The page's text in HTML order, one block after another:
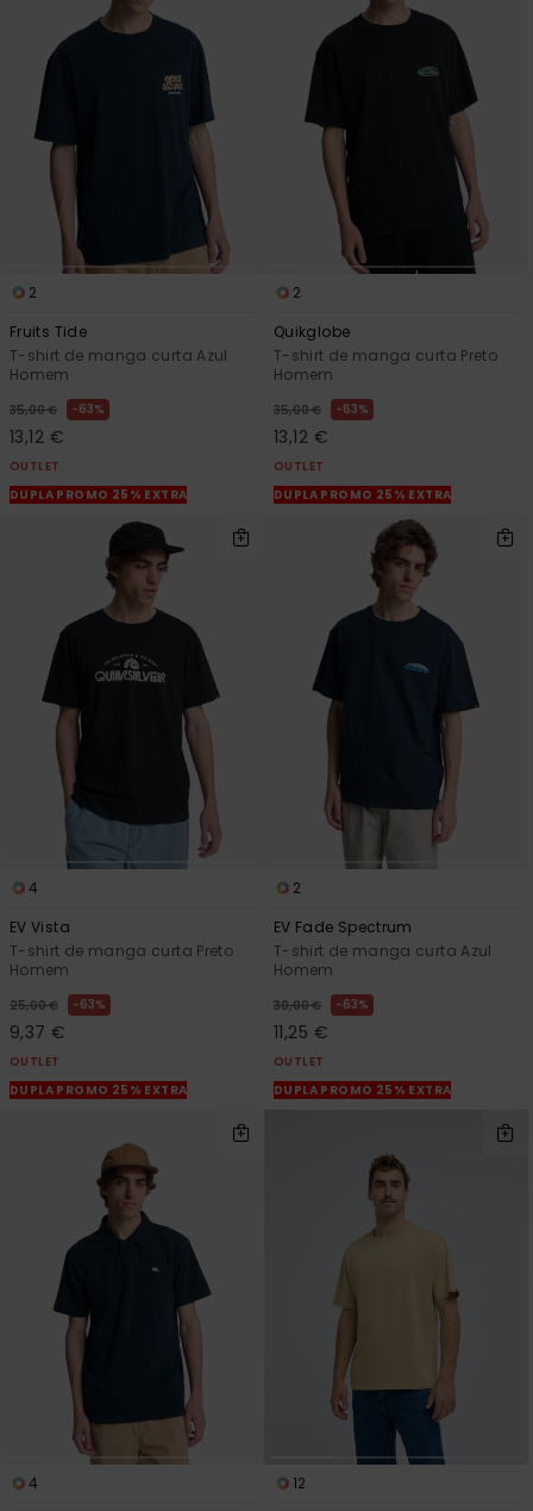
2
Fruits Tide
T-shirt de manga curta Azul
Homem
35,00 € 63%
13,12 €
OUTLET
DUPLA PROMO 25% EXTRA
2
Quikglobe
T-shirt de manga curta Preto
Homem
35,00 € 63%
13,12 €
OUTLET
DUPLA PROMO 25% EXTRA
4
EV Vista
T-shirt de manga curta Preto
Homem
25,00 € 63%
9,37 €
OUTLET
DUPLA PROMO 25% EXTRA
2
EV Fade Spectrum
T-shirt de manga curta Azul
Homem
30,00 € 63%
11,25 €
OUTLET
DUPLA PROMO 25% EXTRA
4 12